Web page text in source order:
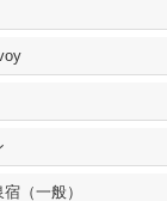
（一般）